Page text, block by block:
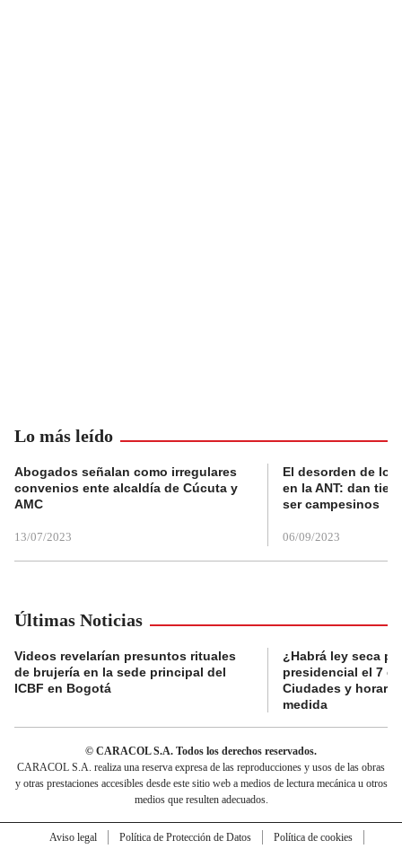
Lo más leído
Abogados señalan como irregulares
convenios ente alcaldía de Cúcuta y
AMC
13/07/2023
El desorden de
en la ANT: dan
ser campesinos
06/09/2023
Últimas Noticias
Videos revelarían presuntos rituales
de brujería en la sede principal del
ICBF en Bogotá
¿Habrá ley seca
presidencial el 7
Ciudades y
medida
© CARACOL S.A. Todos los derechos reservados.
CARACOL S.A. realiza una reserva expresa de las reproducciones y usos de las obras
y otras prestaciones accesibles desde este sitio web a medios de lectura mecánica u otros
medios que resulten adecuados.
Aviso legal Política de Protección de Datos
Política de cookies